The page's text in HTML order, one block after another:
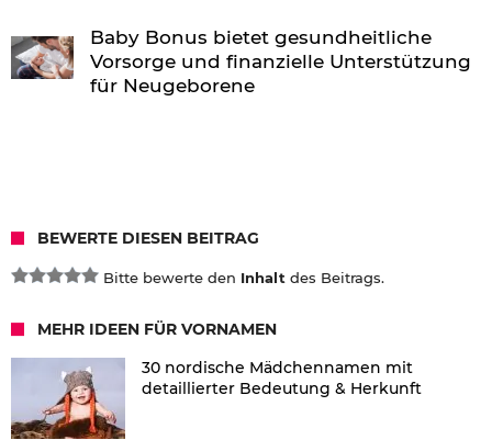
Baby Bonus bietet gesundheitliche
Vorsorge und finanzielle Unterstützung
für Neugeborene
BEWERTE DIESEN BEITRAG
Bitte bewerte den Inhalt des Beitrags.
MEHR IDEEN FÜR VORNAMEN
30 nordische Mädchennamen mit
detaillierter Bedeutung & Herkunft